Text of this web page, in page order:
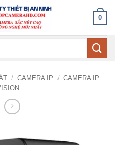
0
/ CAMERA IP / CAMERA IP